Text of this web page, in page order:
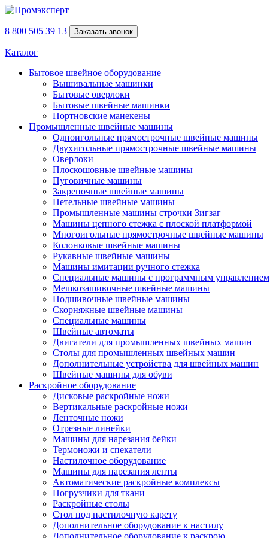
8 800 505 39 13 Заказать звонок
Каталог
Бытовое швейное оборудование
Вышивальные машинки
Бытовые оверлоки
Бытовые швейные машинки
Портновские манекены
Промышленные швейные машины
Одноигольные прямострочные швейные машины
Двухигольные прямострочные швейные машины
Оверлоки
Плоскошовные швейные машины
Пуговичные машины
Закрепочные швейные машины
Петельные швейные машины
Промышленные машины строчки Зигзаг
Машины цепного стежка с плоской платформой
Многоигольные прямострочные швейные машины
Колонковые швейные машины
Рукавные швейные машины
Машины имитации ручного стежка
Специальные машины с программным управлением
Мешкозашивочные швейные машины
Подшивочные швейные машины
Скорняжные швейные машины
Специальные машины
Швейные автоматы
Двигатели для промышленных швейных машин
Столы для промышленных швейных машин
Дополнительные устройства для швейных машин
Швейные машины для обуви
Раскройное оборудование
Дисковые раскройные ножи
Вертикальные раскройные ножи
Ленточные ножи
Отрезные линейки
Машины для нарезания бейки
Термоножи и спекатели
Настилочное оборудование
Машины для нарезания ленты
Автоматические раскройные комплексы
Погрузчики для ткани
Раскройные столы
Стол под настилочную карету
Дополнительное оборудование к настилу
Дополнительное оборудование к раскрою